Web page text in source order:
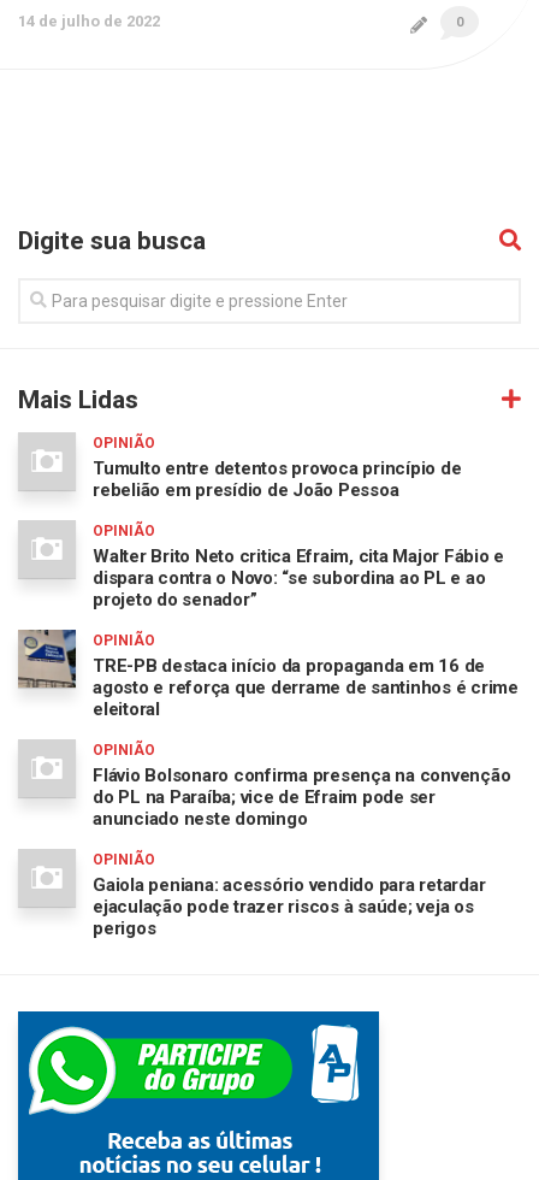
0
14 de julho de 2022
Digite sua busca
Mais Lidas
OPINIÃO
Tumulto entre detentos provoca princípio de
rebelião em presídio de João Pessoa
OPINIÃO
Walter Brito Neto critica Efraim, cita Major Fábio e
dispara contra o Novo: “se subordina ao PL e ao
projeto do senador”
OPINIÃO
TRE-PB destaca início da propaganda em 16 de
agosto e reforça que derrame de santinhos é crime
eleitoral
OPINIÃO
Flávio Bolsonaro confirma presença na convenção
do PL na Paraíba; vice de Efraim pode ser
anunciado neste domingo
OPINIÃO
Gaiola peniana: acessório vendido para retardar
ejaculação pode trazer riscos à saúde; veja os
perigos